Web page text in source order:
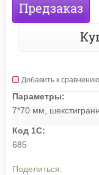
Предзаказ
Добавить к сравнению
Параметры:
7*70 мм,
Код 1С:
685
Поделиться: